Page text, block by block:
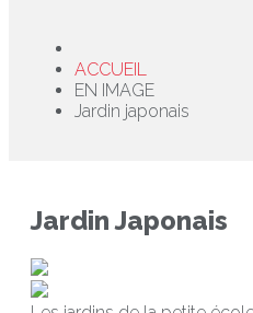
ACCUEIL
EN IMAGE
Jardin japonais
Jardin Japonais